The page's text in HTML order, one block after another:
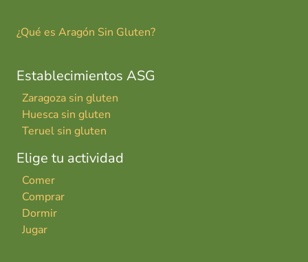
¿Qué es Aragón Sin Gluten?
Establecimientos ASG
Zaragoza sin gluten
Huesca sin gluten
Teruel sin gluten
Elige tu actividad
Comer
Comprar
Dormir
Jugar